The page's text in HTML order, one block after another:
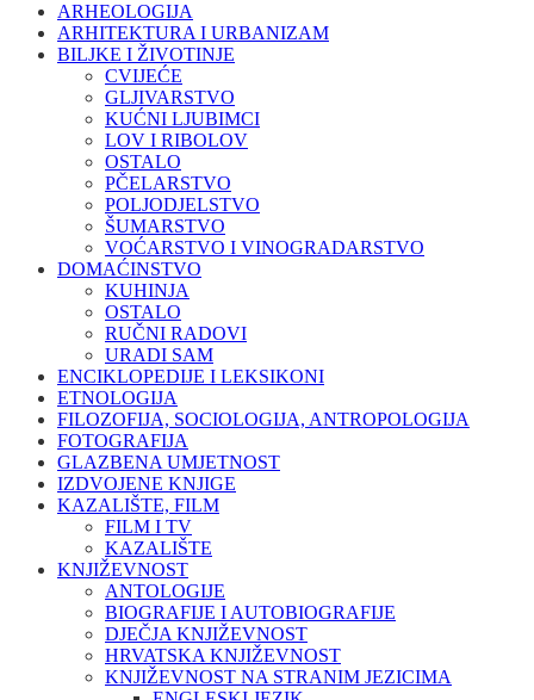
ARHEOLOGIJA
ARHITEKTURA I URBANIZAM
BILJKE I ŽIVOTINJE
CVIJEĆE
GLJIVARSTVO
KUĆNI LJUBIMCI
LOV I RIBOLOV
OSTALO
PČELARSTVO
POLJODJELSTVO
ŠUMARSTVO
VOĆARSTVO I VINOGRADARSTVO
DOMAĆINSTVO
KUHINJA
OSTALO
RUČNI RADOVI
URADI SAM
ENCIKLOPEDIJE I LEKSIKONI
ETNOLOGIJA
FILOZOFIJA, SOCIOLOGIJA, ANTROPOLOGIJA
FOTOGRAFIJA
GLAZBENA UMJETNOST
IZDVOJENE KNJIGE
KAZALIŠTE, FILM
FILM I TV
KAZALIŠTE
KNJIŽEVNOST
ANTOLOGIJE
BIOGRAFIJE I AUTOBIOGRAFIJE
DJEČJA KNJIŽEVNOST
HRVATSKA KNJIŽEVNOST
KNJIŽEVNOST NA STRANIM JEZICIMA